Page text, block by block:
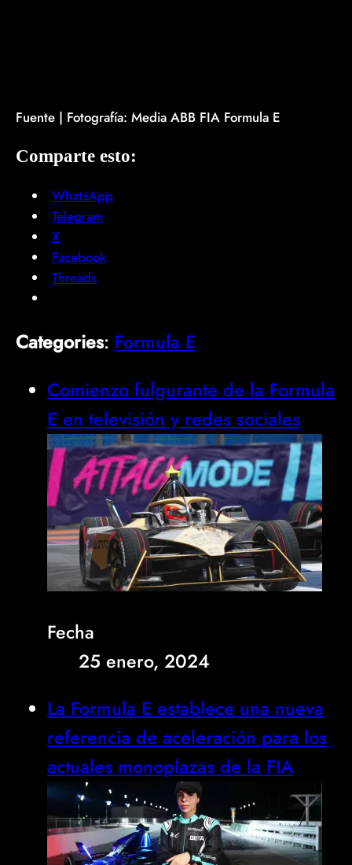
Fuente | Fotografía: Media ABB FIA Formula E
Comparte esto:
WhatsApp
Telegram
X
Facebook
Threads
Categories: Formula E
Comienzo fulgurante de la Formula
E en televisión y redes sociales
Fecha
25 enero, 2024
La Formula E establece una nueva
referencia de aceleración para los
actuales monoplazas de la FIA